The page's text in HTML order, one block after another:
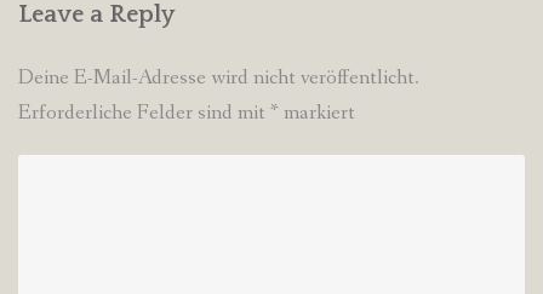
Leave a Reply
Deine E-Mail-Adresse wird nicht veröffentlicht.
Erforderliche Felder sind mit * markiert